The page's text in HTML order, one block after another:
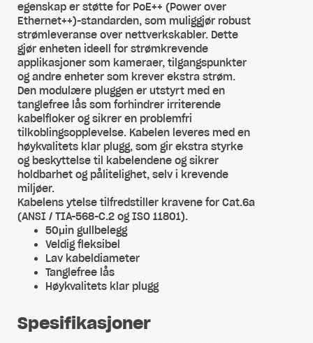
egenskap er støtte for PoE++ (Power over
Ethernet++)-standarden, som muliggjør robust
strømleveranse over nettverkskabler. Dette
gjør enheten ideell for strømkrevende
applikasjoner som kameraer, tilgangspunkter
og andre enheter som krever ekstra strøm.
Den modulære pluggen er utstyrt med en
tanglefree lås som forhindrer irriterende
kabelfloker og sikrer en problemfri
tilkoblingsopplevelse. Kabelen leveres med en
høykvalitets klar plugg, som gir ekstra styrke
og beskyttelse til kabelendene og sikrer
holdbarhet og pålitelighet, selv i krevende
miljøer.
Kabelens ytelse tilfredstiller kravene for Cat.6a
(ANSI / TIA-568-C.2 og ISO 11801).
50μin gullbelegg
Veldig fleksibel
Lav kabeldiameter
Tanglefree lås
Høykvalitets klar plugg
Spesifikasjoner